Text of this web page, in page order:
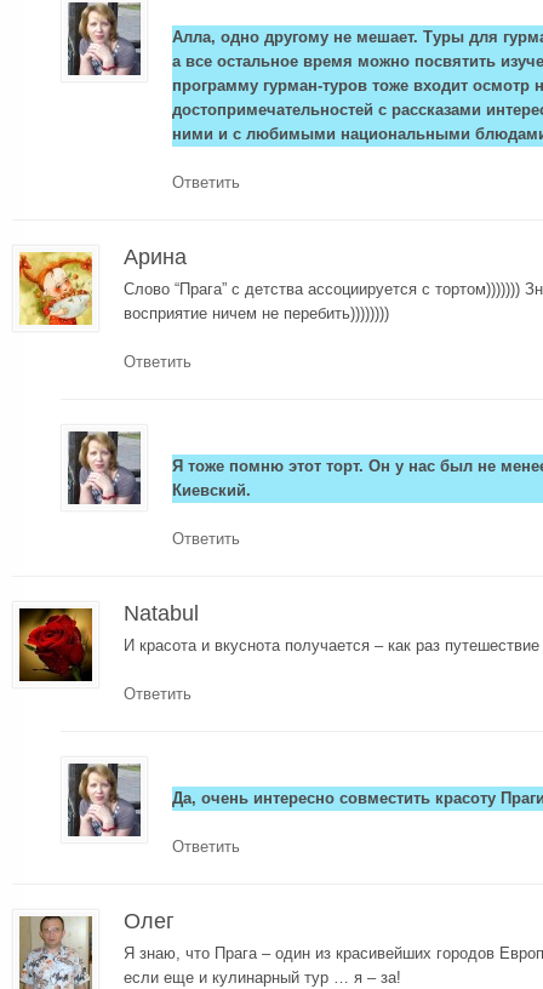
Алла, одно другому не мешает. Туры для
а все остальное время можно посвятить
программу гурман-туров тоже входит осмотр
достопримечательностей с рассказами
ними и с любимыми национальными
Ответить
Арина
Слово “Прага” с детства ассоциируется с тортом)))))))
восприятие ничем не перебить))))))))
Ответить
Я тоже помню этот торт. Он у нас был не
Киевский.
Ответить
Natabul
И красота и вкуснота получается – как раз
Ответить
Да, очень интересно совместить красоту
Ответить
Олег
Я знаю, что Прага – один из красивейших городов
если еще и кулинарный тур … я – за!